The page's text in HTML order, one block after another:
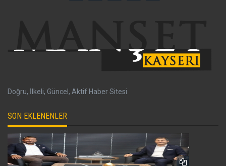
Doğru, İlkeli, Güncel, Aktif Haber Sitesi
SON EKLENENLER